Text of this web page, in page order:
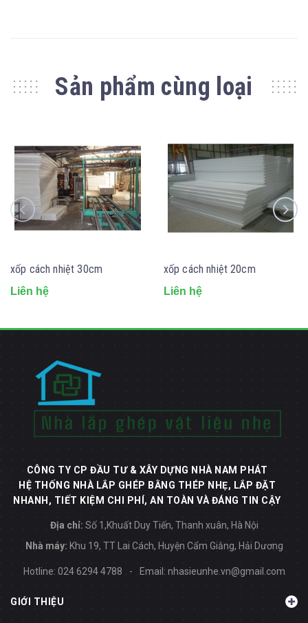
Sản phẩm cùng loại
xốp cách nhiệt 30cm
Liên hệ
xốp cách nhiệt 20cm
Liên hệ
CÔNG TY CP ĐẦU TƯ & XÂY DỰNG NHÀ NAM PHÁT
HỆ THỐNG NHÀ LẮP GHÉP BẰNG THÉP NHẸ, LẮP ĐẶT
NHANH, TIẾT KIỆM CHI PHÍ, AN TOÀN VÀ ĐÁNG TIN CẬY
Địa chỉ: Số 1,Khuất Duy Tiến, Thanh xuân, Hà Nội
Nhà máy: Khu 19, TT Lai Cách, Huyện Cẩm Giằng, Hải Dương
Hotline: 024 6294 4788 - Email: nhasieunhe.vn@gmail.com
GIỚI THIỆU